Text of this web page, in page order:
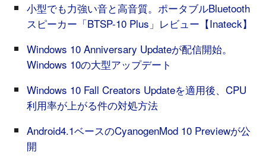
小型でも力強い音と高音質。ポータブルBluetooth
スピーカー「BTSP-10 Plus」レビュー【Inateck】
Windows 10 Anniversary Updateが配信開始。
Windows 10の大型アップデート
Windows 10 Fall Creators Updateを適用後、CPU
利用率が上がる件の対処方法
Android4.1ベースのCyanogenMod 10 Previewが公
開